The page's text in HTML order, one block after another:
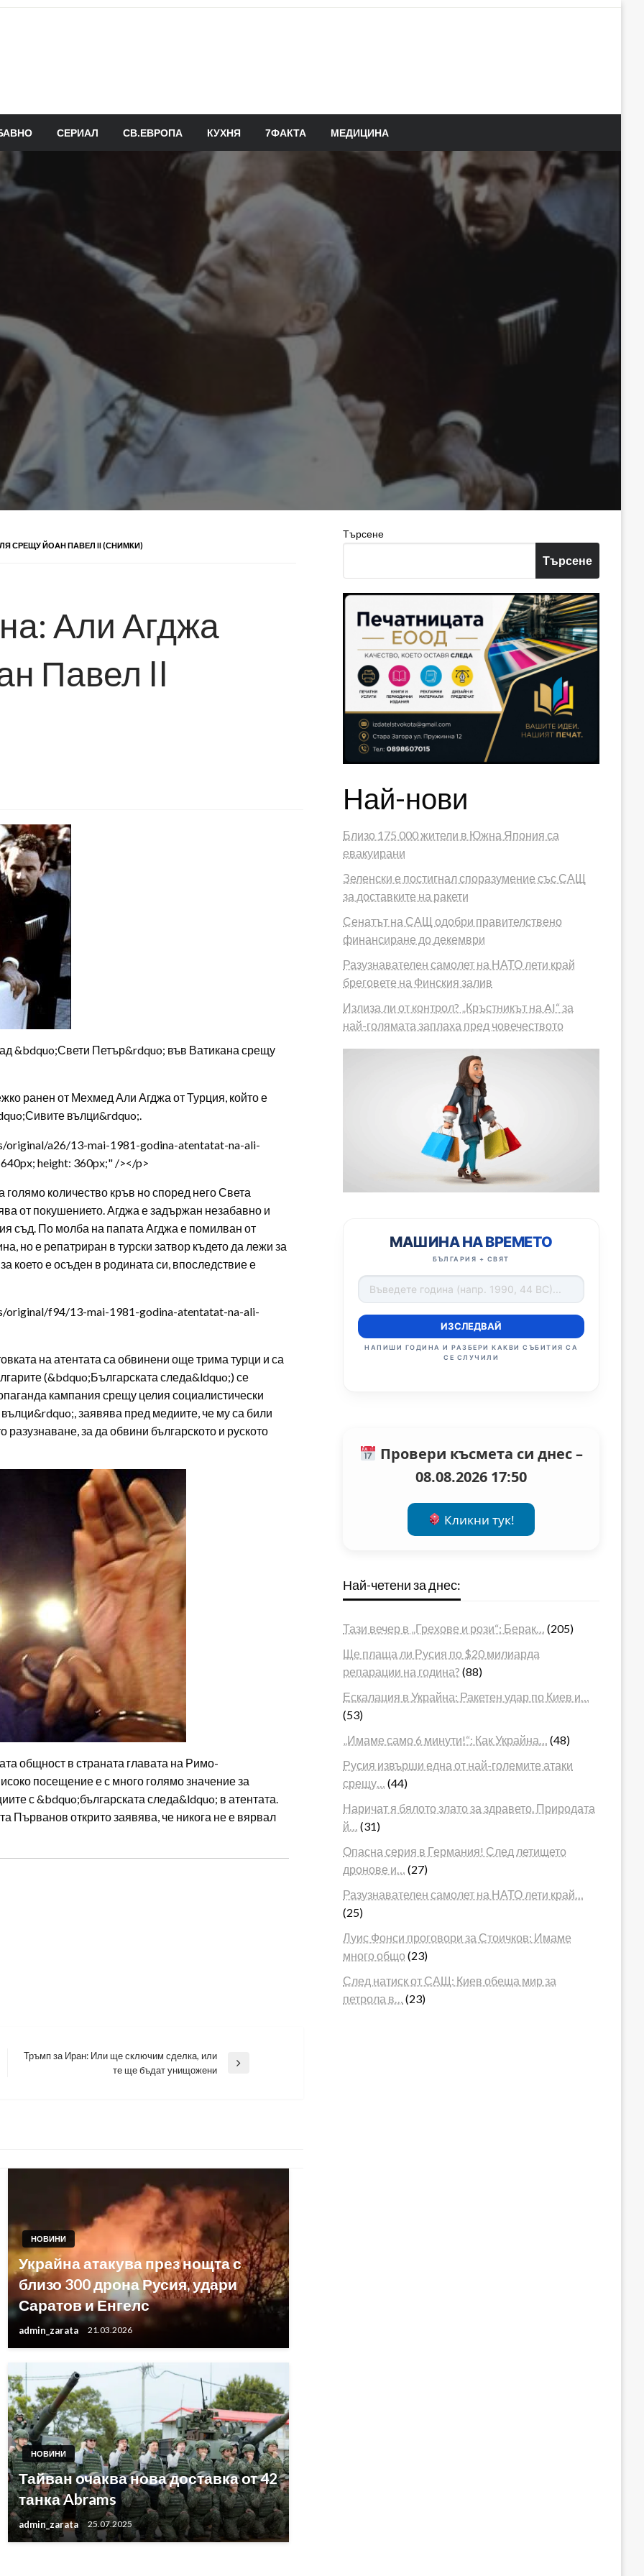
СЕРИАЛ СВ.ЕВРОПА КУХНЯ 7ФАКТА МЕДИЦИНА
СРЕЩУ ЙОАН ПАВЕЛ II (СНИМКИ)
Али Агджа
Павел II
&bdquo;Свети Петър&rdquo; във Ватикана срещу
ранен от Мехмед Али Агджа от Турция, който е
вълци&rdquo;.
a26/13-mai-1981-godina-atentatat-na-ali-
height: 360px;" /></p>
голямо количество кръв но според него Света
от покушението. Агджа е задържан незабавно и
съд. По молба на папата Агджа е помилван от
но е репатриран в турски затвор където да лежи за
което е осъден в родината си, впоследствие е
f94/13-mai-1981-godina-atentatat-na-ali-
на атентата са обвинени още трима турци и са
(&bdquo;Българската следа&ldquo;) се
кампания срещу целия социалистически
заявява пред медиите, че му са били
за да обвини българското и руското
общност в страната главата на Римо-
посещение е с много голямо значение за
с &bdquo;българската следа&ldquo; в атентата.
Първанов открито заявява, че никога не е вярвал
Тръмп за Иран: Или ще сключим сделка, или
те ще бъдат унищожени
НОВИНИ
Украйна атакува през нощта с
близо 300 дрона Русия, удари
Саратов и Енгелс
admin_zarata 21.03.2026
НОВИНИ
Тайван очаква нова доставка от 42
танка Abrams
admin_zarata 25.07.2025
Търсене
Търсене
Най-нови
Близо 175 000 жители в Южна Япония са
евакуирани
Зеленски е постигнал споразумение със САЩ
за доставките на ракети
Сенатът на САЩ одобри правителствено
финансиране до декември
Разузнавателен самолет на НАТО лети край
бреговете на Финския залив
Излиза ли от контрол? „Кръстникът на AI“ за
най-голямата заплаха пред човечеството
МАШИНА НА ВРЕМЕТО
БЪЛГАРИЯ + СВЯТ
ИЗСЛЕДВАЙ
НАПИШИ ГОДИНА И РАЗБЕРИ КАКВИ СЪБИТИЯ СА
СЕ СЛУЧИЛИ
Провери късмета си днес –
08.08.2026 17:50
Кликни тук!
Най-четени за днес:
Тази вечер в „Грехове и рози“: Берак…
(205)
Ще плаща ли Русия по $20 милиарда
репарации на година? (88)
Ескалация в Украйна: Ракетен удар по Киев и…
(53)
„Имаме само 6 минути!“: Как Украйна…
(48)
Русия извърши една от най-големите атаки
срещу…
(44)
Наричат я бялото злато за здравето. Природата
й…
(31)
Опасна серия в Германия! След летището
дронове и…
(27)
Разузнавателен самолет на НАТО лети край…
(25)
Луис Фонси проговори за Стоичков: Имаме
много общо (23)
След натиск от САЩ: Киев обеща мир за
петрола в…
(23)